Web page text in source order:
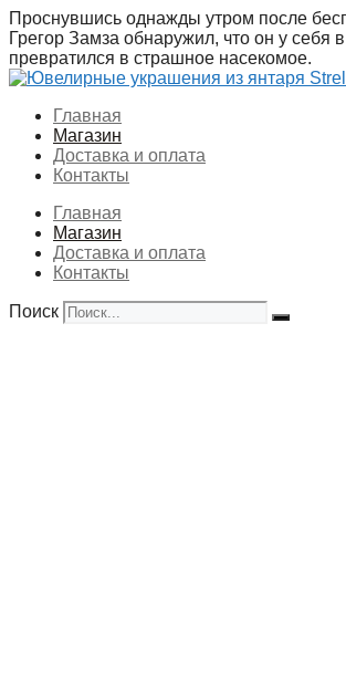
Перейти
к
содержимому
Проснувшись однажды утром после
Грегор Замза обнаружил, что он у себя
превратился в страшное насекомое.
Главная
Магазин
Доставка и оплата
Контакты
Главная
Магазин
Доставка и оплата
Контакты
Поиск